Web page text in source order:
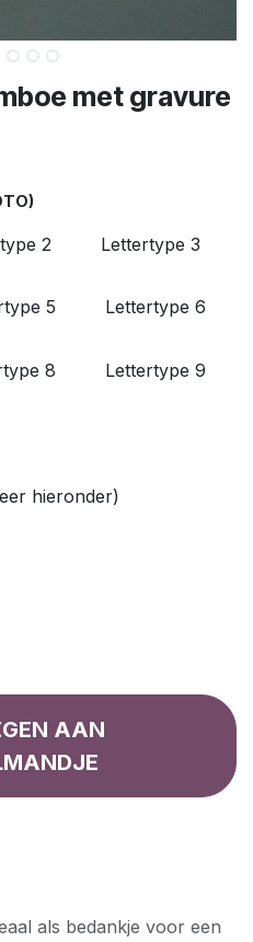
met gravure
2 Lettertype 3
5 Lettertype 6
8 Lettertype 9
hieronder)
AAN
als bedankje voor een